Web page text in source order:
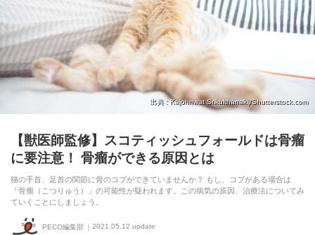
出典 : Kajohnwat Srikulthanakij/Shutterstock.com
【獣医師監修】スコティッシュフォールドは骨瘤
に要注意！ 骨瘤ができる原因とは
猫の手首、足首の関節に骨のコブができていませんか？ もし、コブがある場合は
「骨瘤（こつりゅう）」の可能性が疑われます。この病気の原因、治療法についてみ
ていくことにしましょう。
PECO編集部 2021.05.12 update